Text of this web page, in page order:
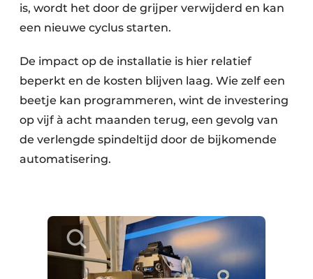
is, wordt het door de grijper verwijderd en kan
een nieuwe cyclus starten.
De impact op de installatie is hier relatief
beperkt en de kosten blijven laag. Wie zelf een
beetje kan programmeren, wint de investering
op vijf à acht maanden terug, een gevolg van
de verlengde spindeltijd door de bijkomende
automatisering.